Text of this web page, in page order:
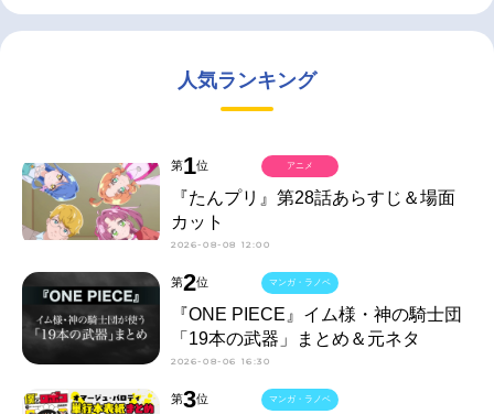
人気ランキング
第1位
『たんプリ』第28話あらすじ＆場面
カット
2026-08-08 12:00
アニメ
第2位
『ONE PIECE』イム様・神の騎士団
「19本の武器」まとめ＆元ネタ
2026-08-06 16:30
マンガ・ラノベ
第3位 マンガ・ラノベ